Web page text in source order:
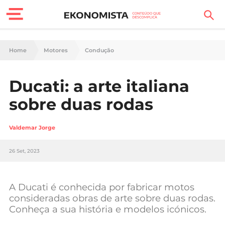
Finanças Pessoais
Carreira
Tecnologia
Negócios
Home Motores Condução
Ducati: a arte italiana
sobre duas rodas
Valdemar Jorge
26 Set, 2023
A Ducati é conhecida por fabricar motos
consideradas obras de arte sobre duas rodas.
Conheça a sua história e modelos icónicos.